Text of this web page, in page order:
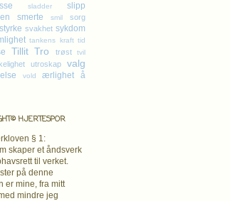
sladder
slipp
smerte smil
sorg
styrke svakhet sykdom
tankens kraft tid
Tillit Tro trøst tvil
utroskap valg
vold ærlighet
å
HJERTESPOR
§ 1:
skaper et åndsverk
til verket.
på denne
er mine, fra mitt
mindre jeg